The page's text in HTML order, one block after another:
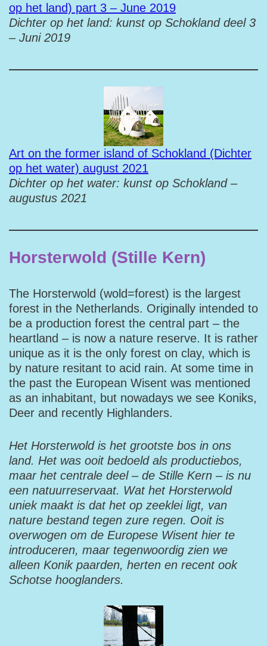
op het land) part 3 – June 2019
Dichter op het land: kunst op Schokland deel 3
– Juni 2019
Art on the former island of Schokland (Dichter
op het water) august 2021
Dichter op het water: kunst op Schokland –
augustus 2021
Horsterwold (Stille Kern)
The Horsterwold (wold=forest) is the largest
forest in the Netherlands. Originally intended to
be a production forest the central part – the
heartland – is now a nature reserve. It is rather
unique as it is the only forest on clay, which is
by nature resitant to acid rain. At some time in
the past the European Wisent was mentioned
as an inhabitant, but nowadays we see Koniks,
Deer and recently Highlanders.
Het Horsterwold is het grootste bos in ons
land. Het was ooit bedoeld als productiebos,
maar het centrale deel – de Stille Kern – is nu
een natuurreservaat. Wat het Horsterwold
uniek maakt is dat het op zeeklei ligt, van
nature bestand tegen zure regen. Ooit is
overwogen om de Europese Wisent hier te
introduceren, maar tegenwoordig zien we
alleen Konik paarden, herten en recent ook
Schotse hooglanders.